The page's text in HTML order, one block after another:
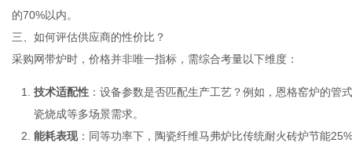
的70%以内。
三、如何评估供应商的性价比？
采购网带炉时，价格并非唯一指标，需综合考量以下维度：
技术适配性 ：设备参数是否匹配生产工艺？例如，恩格窑炉的
瓷烧成等多场景需求。
能耗表现：同等功率下，陶瓷纤维马弗炉比传统耐火砖炉节能